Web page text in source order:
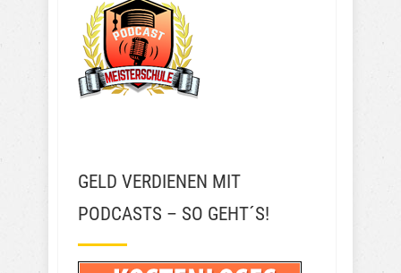
GELD VERDIENEN MIT
PODCASTS – SO GEHT´S!